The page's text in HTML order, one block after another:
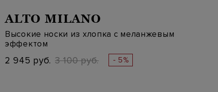
ALTO MILANO
Высокие носки из хлопка с меланжевым
эффектом
2 945 руб. 3 100 руб. - 5%